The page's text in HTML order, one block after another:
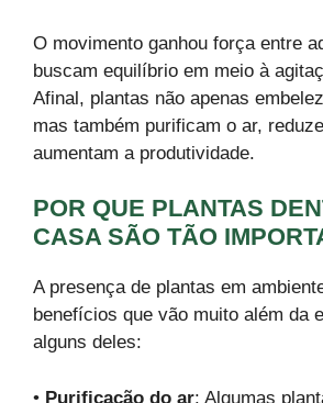
O movimento ganhou força entre
buscam equilíbrio em meio à
Afinal, plantas não apenas
mas também purificam o ar,
aumentam a produtividade.
POR QUE PLANTAS
CASA SÃO TÃO
A presença de plantas em
benefícios que vão muito além da
alguns deles:
• Purificação do ar: Algumas